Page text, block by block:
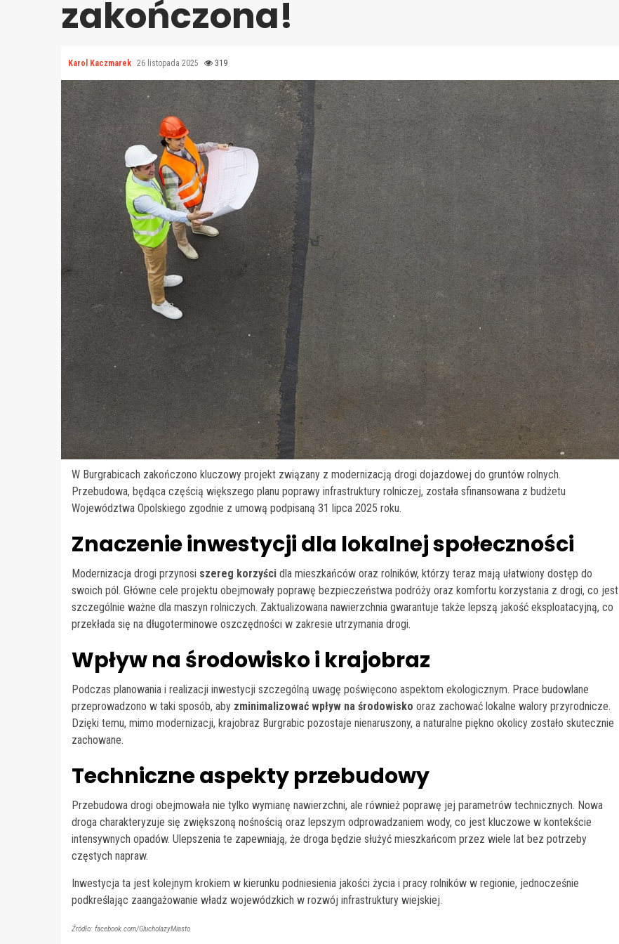
zakończona!
Karol Kaczmarek 26 listopada 2025 319
W Burgrabicach zakończono kluczowy projekt związany z modernizacją drogi dojazdowej do gruntów rolnych.
Przebudowa, będąca częścią większego planu poprawy infrastruktury rolniczej, została sfinansowana z budżetu
Województwa Opolskiego zgodnie z umową podpisaną 31 lipca 2025 roku.
Znaczenie inwestycji dla lokalnej społeczności
Modernizacja drogi przynosi szereg korzyści dla mieszkańców oraz rolników, którzy teraz mają ułatwiony dostęp do
swoich pól. Główne cele projektu obejmowały poprawę bezpieczeństwa podróży oraz komfortu korzystania z drogi, co jest
szczególnie ważne dla maszyn rolniczych. Zaktualizowana nawierzchnia gwarantuje także lepszą jakość eksploatacyjną, co
przekłada się na długoterminowe oszczędności w zakresie utrzymania drogi.
Wpływ na środowisko i krajobraz
Podczas planowania i realizacji inwestycji szczególną uwagę poświęcono aspektom ekologicznym. Prace budowlane
przeprowadzono w taki sposób, aby zminimalizować wpływ na środowisko oraz zachować lokalne walory przyrodnicze.
Dzięki temu, mimo modernizacji, krajobraz Burgrabic pozostaje nienaruszony, a naturalne piękno okolicy zostało skutecznie
zachowane.
Techniczne aspekty przebudowy
Przebudowa drogi obejmowała nie tylko wymianę nawierzchni, ale również poprawę jej parametrów technicznych. Nowa
droga charakteryzuje się zwiększoną nośnością oraz lepszym odprowadzaniem wody, co jest kluczowe w kontekście
intensywnych opadów. Ulepszenia te zapewniają, że droga będzie służyć mieszkańcom przez wiele lat bez potrzeby
częstych napraw.
Inwestycja ta jest kolejnym krokiem w kierunku podniesienia jakości życia i pracy rolników w regionie, jednocześnie
podkreślając zaangażowanie władz wojewódzkich w rozwój infrastruktury wiejskiej.
Źródło: facebook.com/GlucholazyMiasto